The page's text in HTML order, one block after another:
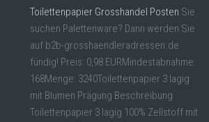
Toilettenpapier Grosshandel Posten Sie
suchen Palettenware? Dann werden Sie
auf b2b-grosshaendleradressen.de
fündig! Preis: 0,98 EURMindestabnahme:
168Menge: 3240Toilettenpapier 3 lagig
mit Blumen Prägung Beschreibung
Toilettenpapier 3 lagig 100% Zellstoff mit